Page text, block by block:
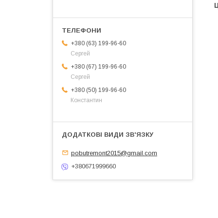
+380 (63) 199-96-60
Сергей
+380 (67) 199-96-60
Сергей
+380 (50) 199-96-60
Константин
pobutremont2015@gmail.com
+380671999660